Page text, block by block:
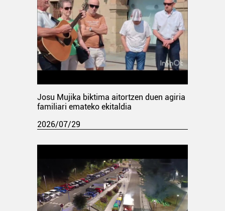
Josu Mujika biktima aitortzen duen agiria
familiari emateko ekitaldia
2026/07/29